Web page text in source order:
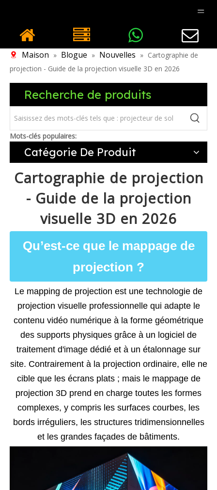
Maison » Blogue » Nouvelles » Cartographie de
projection - Guide de la projection visuelle 3D en 2026
Recherche de produits
Mots-clés populaires:
Catégorie De Produit
Cartographie de projection
- Guide de la projection
visuelle 3D en 2026
Qu’est-ce que le mappage de
projection ?
Le mapping de projection est une technologie de
projection visuelle professionnelle qui adapte le
contenu vidéo numérique à la forme géométrique
des supports physiques grâce à un logiciel de
traitement d'image dédié et à un étalonnage sur
site. Contrairement à la projection ordinaire, elle ne
cible que les écrans plats ; mais le mappage de
projection 3D prend en charge toutes les formes
complexes, y compris les surfaces courbes, les
bords irréguliers, les structures tridimensionnelles
et les grandes façades de bâtiments.